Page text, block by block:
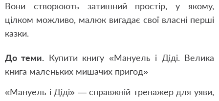
Вони створюють затишний простір, у якому,
цілком можливо, малюк вигадає свої власні перші
казки.
До теми. Купити книгу «Мануель і Діді. Велика
книга маленьких мишачих пригод»
«Мануель і Діді» — справжній тренажер для уяви,